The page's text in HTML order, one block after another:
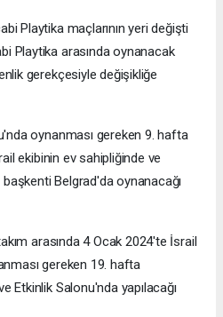
Playtika maçlarının yeri değişti
Playtika arasında oynanacak
gerekçesiyle değişikliğe
oynanması gereken 9. hafta
ekibinin ev sahipliğinde ve
Belgrad'da oynanacağı
arasında 4 Ocak 2024'te İsrail
gereken 19. hafta
Etkinlik Salonu'nda yapılacağı